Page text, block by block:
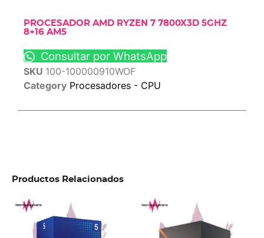
PROCESADOR AMD RYZEN 7 7800X3D 5GHZ
8+16 AM5
Consultar por WhatsApp
SKU 100-100000910WOF
Category Procesadores - CPU
Productos Relacionados